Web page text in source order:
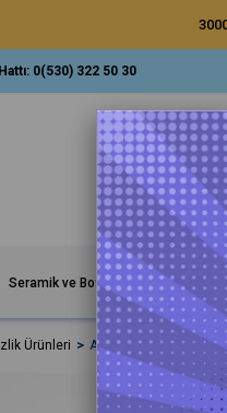
0(530) 322 50 30
Seramik ve Boya Korumalar İç
Ürünleri Auto Finesse İç Detay